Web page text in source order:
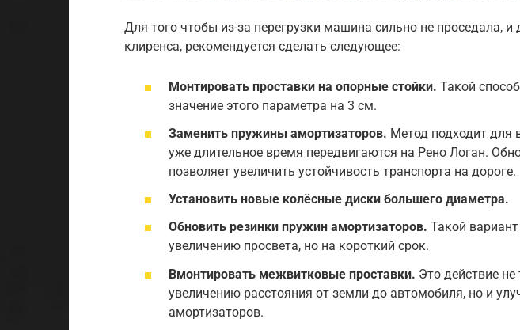
Для того чтобы из-за перегрузки машина сильно не проседала, и
клиренса, рекомендуется сделать следующее:
Монтировать проставки на опорные стойки. Такой
значение этого параметра на 3 см.
Заменить пружины амортизаторов. Метод подходит для
уже длительное время передвигаются на Рено Логан.
позволяет увеличить устойчивость транспорта на дороге.
Установить новые колёсные диски большего диаметра.
Обновить резинки пружин амортизаторов. Такой
увеличению просвета, но на короткий срок.
Вмонтировать межвитковые проставки. Это действие не
увеличению расстояния от земли до автомобиля, но и
амортизаторов.